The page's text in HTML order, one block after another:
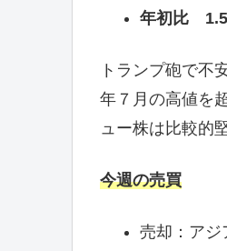
年初比
トランプ砲で不
年７月の高値を
ュー株は比較的
今週の売買
売却：アジ